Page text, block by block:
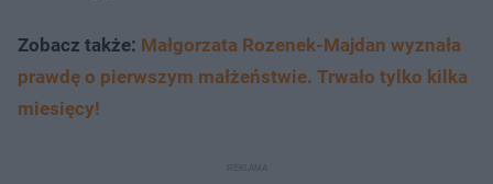
Zobacz także: Małgorzata Rozenek-Majdan wyznała
prawdę o pierwszym małżeństwie. Trwało tylko kilka
miesięcy!